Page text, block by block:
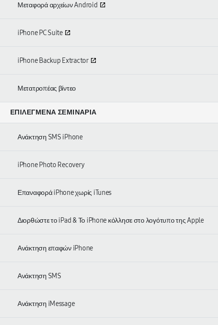
Μεταφορά αρχείων Android
iPhone PC Suite
iPhone Backup Extractor
Μετατροπέας βίντεο
ΕΠΙΛΕΓΜΈΝΑ ΣΕΜΙΝΆΡΙΑ
Ανάκτηση SMS iPhone
iPhone Photo Recovery
Επαναφορά iPhone χωρίς iTunes
Διορθώστε το iPad & Το iPhone κόλλησε στο λογότυπο της Apple
Ανάκτηση επαφών iPhone
Ανάκτηση SMS
Ανάκτηση iMessage